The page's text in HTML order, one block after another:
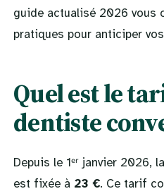
guide actualisé 2026 vous
pratiques pour anticiper
Quel est le
dentiste
Depuis le 1ᵉʳ janvier
est fixée à 23 €. Ce tarif